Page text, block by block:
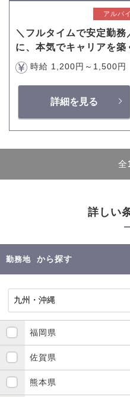
アルバ
＼フルタイムで安定勤
に、本気でキャリアを築
時給 1,200円～1,500円
詳細を見る
全
詳しい
勤務地 から探す
福岡県
佐賀県
熊本県